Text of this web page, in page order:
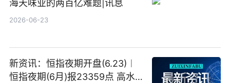
海天味业的两百亿难题|讯息
2026-06-23
新资讯：恒指夜期开盘(6.23)︱
恒指夜期(6月)报23359点 高水